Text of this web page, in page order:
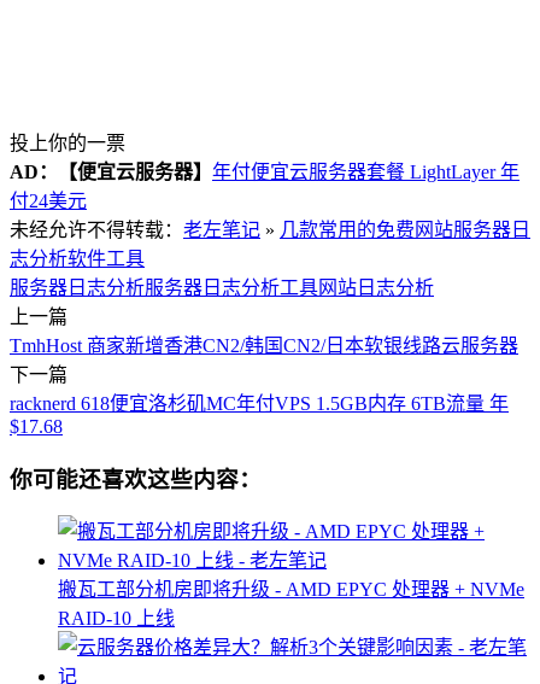
投上你的一票
AD：
【便宜云服务器】 年付便宜云服务器套餐 LightLayer 年
付24美元
未经允许不得转载： 老左笔记 » 几款常用的免费网站服务器日
志分析软件工具
服务器日志分析服务器日志分析工具网站日志分析
上一篇
TmhHost 商家新增香港CN2/韩国CN2/日本软银线路云服务器
下一篇
racknerd 618便宜洛杉矶MC年付VPS 1.5GB内存 6TB流量 年
$17.68
你可能还喜欢这些内容：
搬瓦工部分机房即将升级 - AMD EPYC 处理器 + NVMe
RAID-10 上线